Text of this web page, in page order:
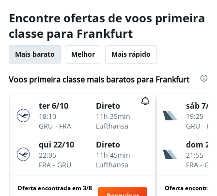
Encontre ofertas de voos primeira
classe para Frankfurt
Mais barato Melhor Mais rápido
Voos primeira classe mais baratos para Frankfurt
ter 6/10
18:10
GRU - FRA
Direto
11h 35min
Lufthansa
qui 22/10
22:05
FRA - GRU
Direto
11h 45min
Lufthansa
Oferta encontrada em 3/8
sáb 7/
19:25
GRU -
dom
21:55
FRA -
Oferta